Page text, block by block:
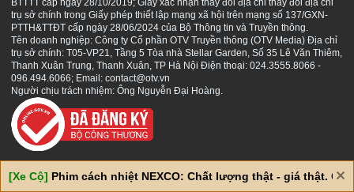
BTTTT cấp ngày 28/10/2019; Giấy xác nhận thay đổi địa chỉ thay đổi địa chỉ
trụ sở chính trong Giấy phép thiết lập mạng xã hội trên mạng số 137/GXN-
PTTH&TTĐT cấp ngày 28/06/2024 của Bộ Thông tin và Truyền thông.
Tên doanh nghiệp: Công ty Cổ phần OTV Truyền thông (OTV Media) Địa chỉ
trụ sở chính: T05-VP21, Tầng 5 Tòa nhà Stellar Garden, Số 35 Lê Văn Thiêm,
Thanh Xuân Trung, Thanh Xuân, TP Hà Nội Điện thoại: 024.3555.8066 -
096.494.6066; Email: contact@otv.vn
Người chịu trách nhiệm: Ông Nguyễn Đại Hoàng.
[Xe Cộ] Phim cách nhiệt NEXCO: Chất lượng thật - giá thật. Giá